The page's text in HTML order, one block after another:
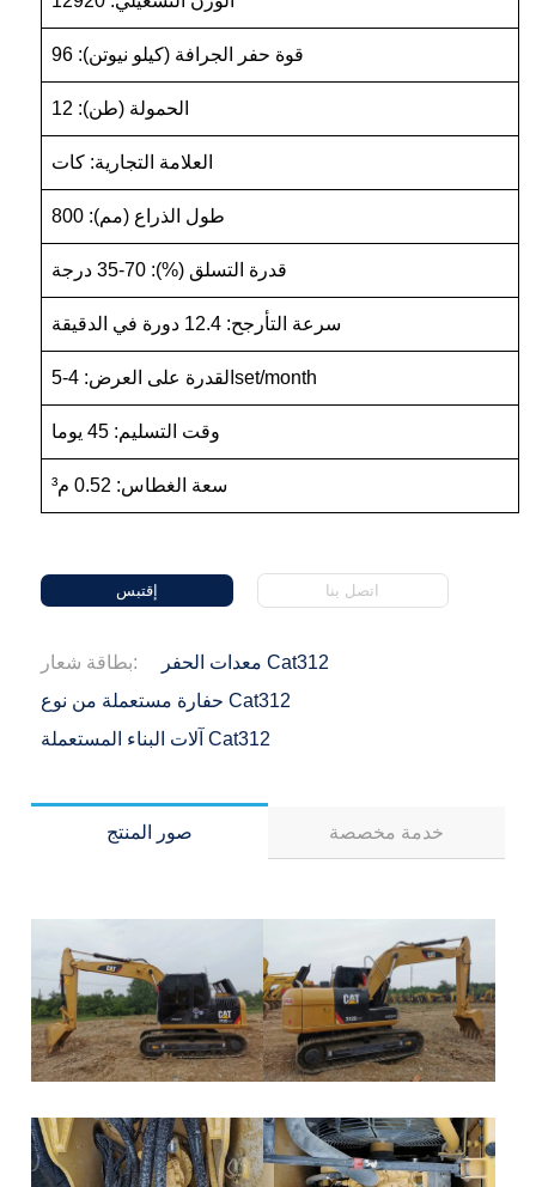
قوة حفر الجرافة (كيلو نيوتن): 96
الحمولة (طن): 12
العلامة التجارية: كات
طول الذراع (مم): 800
قدرة التسلق (%): 70-35 درجة
سرعة التأرجح: 12.4 دورة في الدقيقة
القدرة على العرض: 4-5set/month
وقت التسليم: 45 يوما
سعة الغطاس: 0.52 م³
إقتبس اتصل بنا
بطاقة شعار:
معدات الحفر Cat312
حفارة مستعملة من نوع Cat312
آلات البناء المستعملة Cat312
صور المنتج خدمة مخصصة